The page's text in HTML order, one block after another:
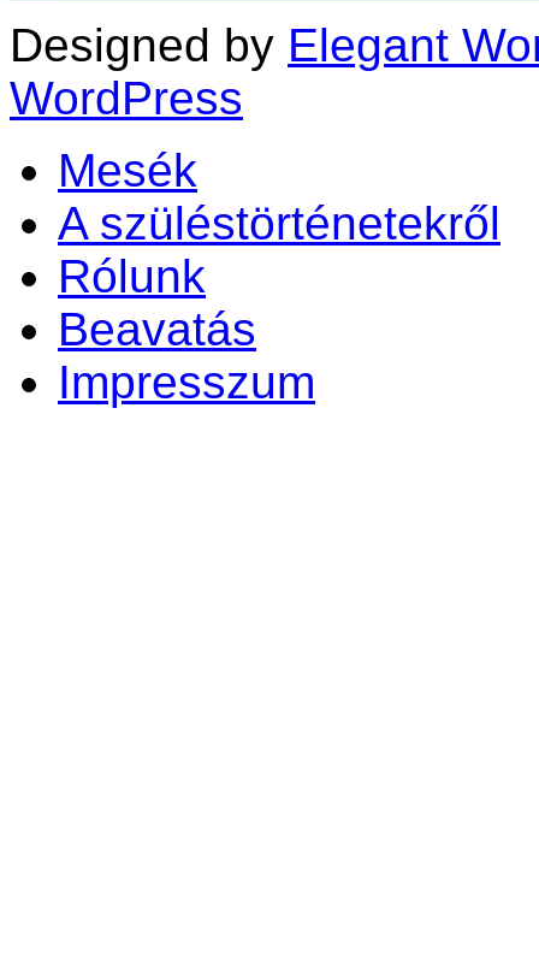
Designed by Elegant
WordPress
Mesék
A szüléstörténetekről
Rólunk
Beavatás
Impresszum